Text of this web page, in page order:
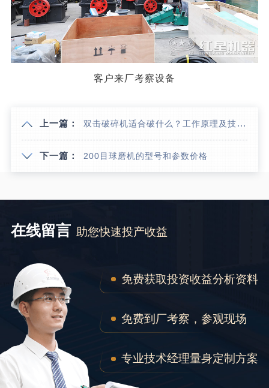
客户来厂考察设备
上一篇： 双击破碎机适合破什么？工作原理及技术参数
下一篇： 200目球磨机的型号和参数价格
在线留言 助您快速投产收益
免费获取投资收益分析资料
免费到厂考察，参观现场
专业技术经理量身定制方案